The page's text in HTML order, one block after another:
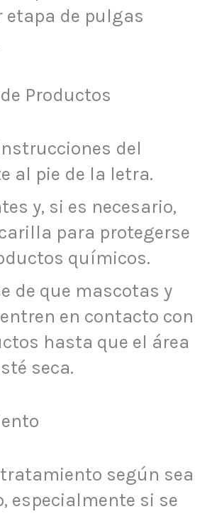
etapa de pulgas
Productos
del
al pie de la letra.
y, si es necesario,
para protegerse
químicos.
de que mascotas y
en contacto con
hasta que el área
seca.
según sea
especialmente si se